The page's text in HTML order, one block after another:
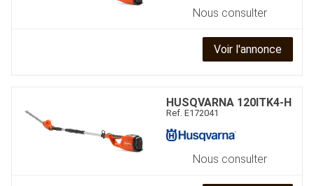
Nous consulter
Voir l'annonce
HUSQVARNA 120ITK4-H
Ref. E172041
Nous consulter